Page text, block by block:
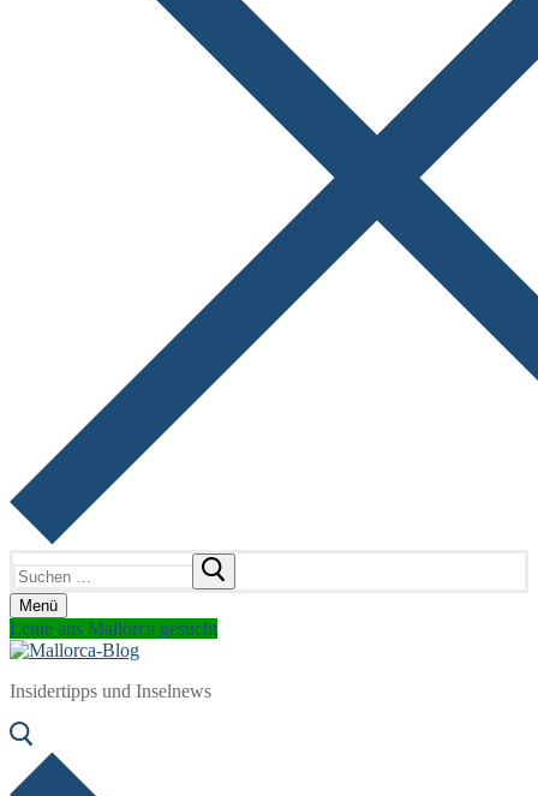
nach:
Menü
Leute aus Mallorca gesucht
Insidertipps und Inselnews